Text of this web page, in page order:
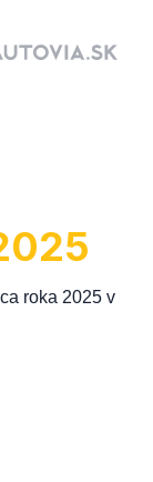
roka 2025 v